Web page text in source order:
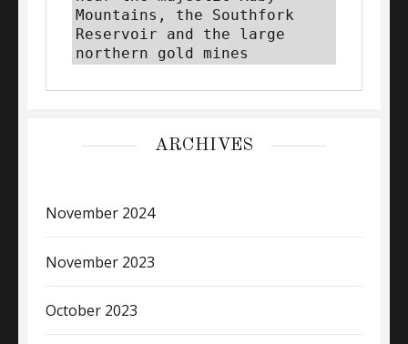
Mountains, the Southfork
Reservoir and the large
northern gold mines
ARCHIVES
November 2024
November 2023
October 2023